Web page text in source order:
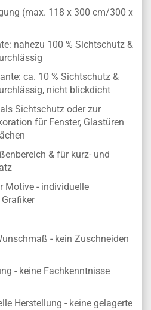
(max. 118 x 300 cm/300 x
nahezu 100 % Sichtschutz &
ca. 10 % Sichtschutz &
nicht blickdicht
Sichtschutz oder zur
für Fenster, Glastüren
& für kurz- und
Motive - individuelle
- kein Zuschneiden
- keine Fachkenntnisse
Herstellung - keine gelagerte